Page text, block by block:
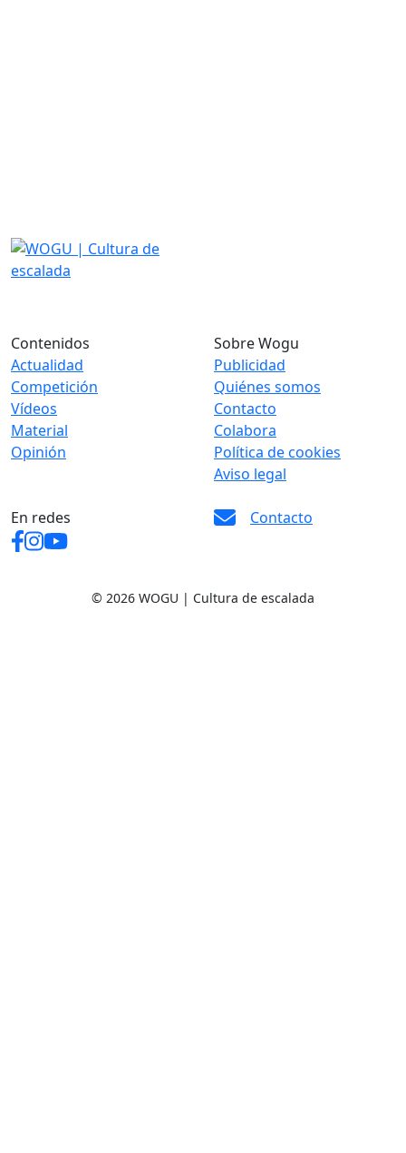
Contenidos
Actualidad
Competición
Vídeos
Material
Opinión
Sobre Wogu
Publicidad
Quiénes somos
Contacto
Colabora
Política de cookies
Aviso legal
En redes Contacto
© 2026 WOGU | Cultura de escalada